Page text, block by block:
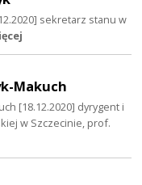
sekretarz stanu w
Makuch
[18.12.2020] dyrygent i
w Szczecinie, prof.